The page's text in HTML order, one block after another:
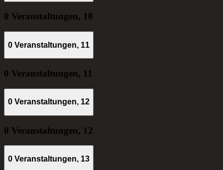
0 Veranstaltungen, 10
0 Veranstaltungen, 11
0 Veranstaltungen, 11
0 Veranstaltungen, 12
0 Veranstaltungen, 12
0 Veranstaltungen, 13